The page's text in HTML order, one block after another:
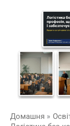
Домашня